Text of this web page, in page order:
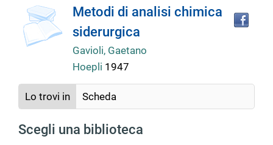
Dettaglio
del
documento
copertina
Metodi di analisi chimica
siderurgica
Gavioli, Gaetano
Hoepli 1947
Lo trovi in Scheda
Scegli una biblioteca